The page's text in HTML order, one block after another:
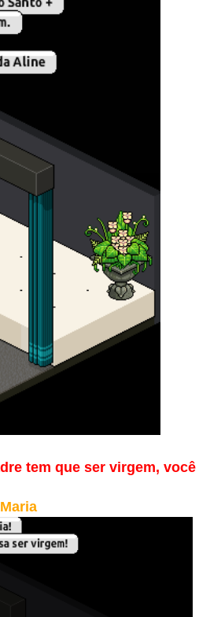
tem que ser virgem, você